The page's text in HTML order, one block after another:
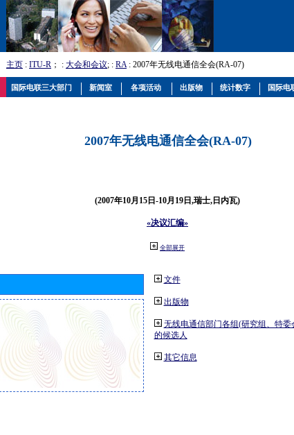
主页 : ITU-R ； : 大会和会议; : RA: 2007年无线电通信全会(RA-07)
2007年无线电通信全会(RA-07)
(2007年10月15日-10月19日,瑞士,日内瓦)
«决议汇编»
全部展开
文件
出版物
无线电通信部门各组(研究组、特
的候选人
其它信息
国际电联三大部门 新闻室 各项活动 出版物 统计数字 国际电